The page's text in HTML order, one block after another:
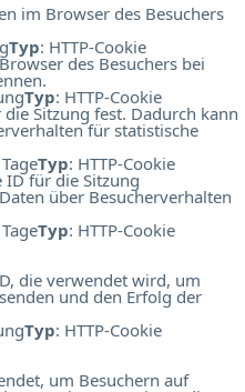
im Browser des Besuchers
Typ: HTTP-Cookie
des Besuchers bei
Typ: HTTP-Cookie
Sitzung fest. Dadurch kann
für statistische
Typ: HTTP-Cookie
ID für die Sitzung
über Besucherverhalten
Typ: HTTP-Cookie
die verwendet wird, um
und den Erfolg der
Typ: HTTP-Cookie
um Besuchern auf